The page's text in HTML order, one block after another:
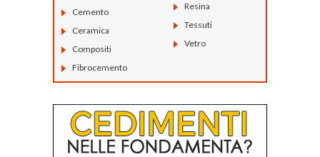
Cemento
Ceramica
Compositi
Fibrocemento
Resina
Tessuti
Vetro